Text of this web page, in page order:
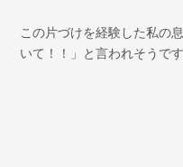
この片づけを経験した私の
いて！！」と言われそうです